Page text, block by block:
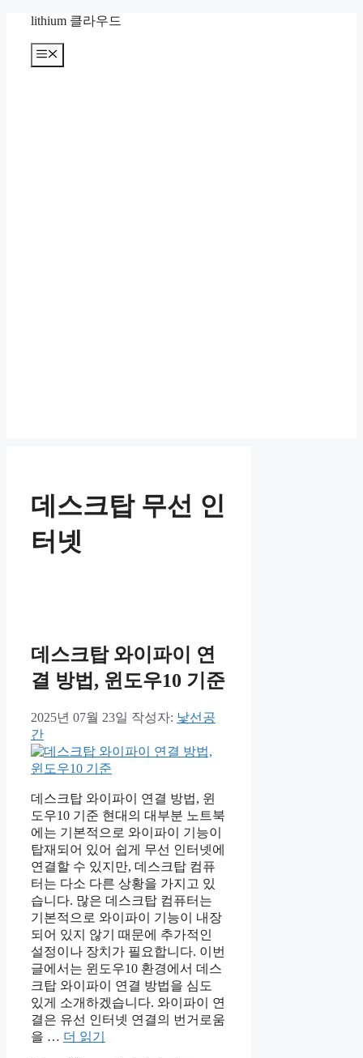
lithium 클라우드
메
뉴
데스크탑 무선 인
터넷
데스크탑 와이파이 연
결 방법, 윈도우10 기준
2025년 07월 23일 작성자: 낯선공
간
데스크탑 와이파이 연결 방법, 윈
도우10 기준 현대의 대부분 노트북
에는 기본적으로 와이파이 기능이
탑재되어 있어 쉽게 무선 인터넷에
연결할 수 있지만, 데스크탑 컴퓨
터는 다소 다른 상황을 가지고 있
습니다. 많은 데스크탑 컴퓨터는
기본적으로 와이파이 기능이 내장
되어 있지 않기 때문에 추가적인
설정이나 장치가 필요합니다. 이번
글에서는 윈도우10 환경에서 데스
크탑 와이파이 연결 방법을 심도
있게 소개하겠습니다. 와이파이 연
결은 유선 인터넷 연결의 번거로움
을 … 더 읽기